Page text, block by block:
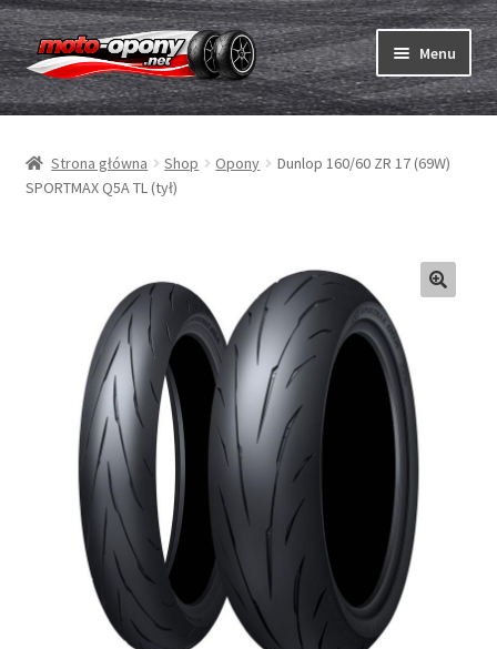
Przejdź
do
nawigacji
Przejdź
do
treści
Menu
Opony
Rozwiń
Dętki & taśmy
Rozwiń
Strona główna Shop Opony
Dunlop 160/60 ZR 17 (69W)
SPORTMAX Q5A TL (tył)